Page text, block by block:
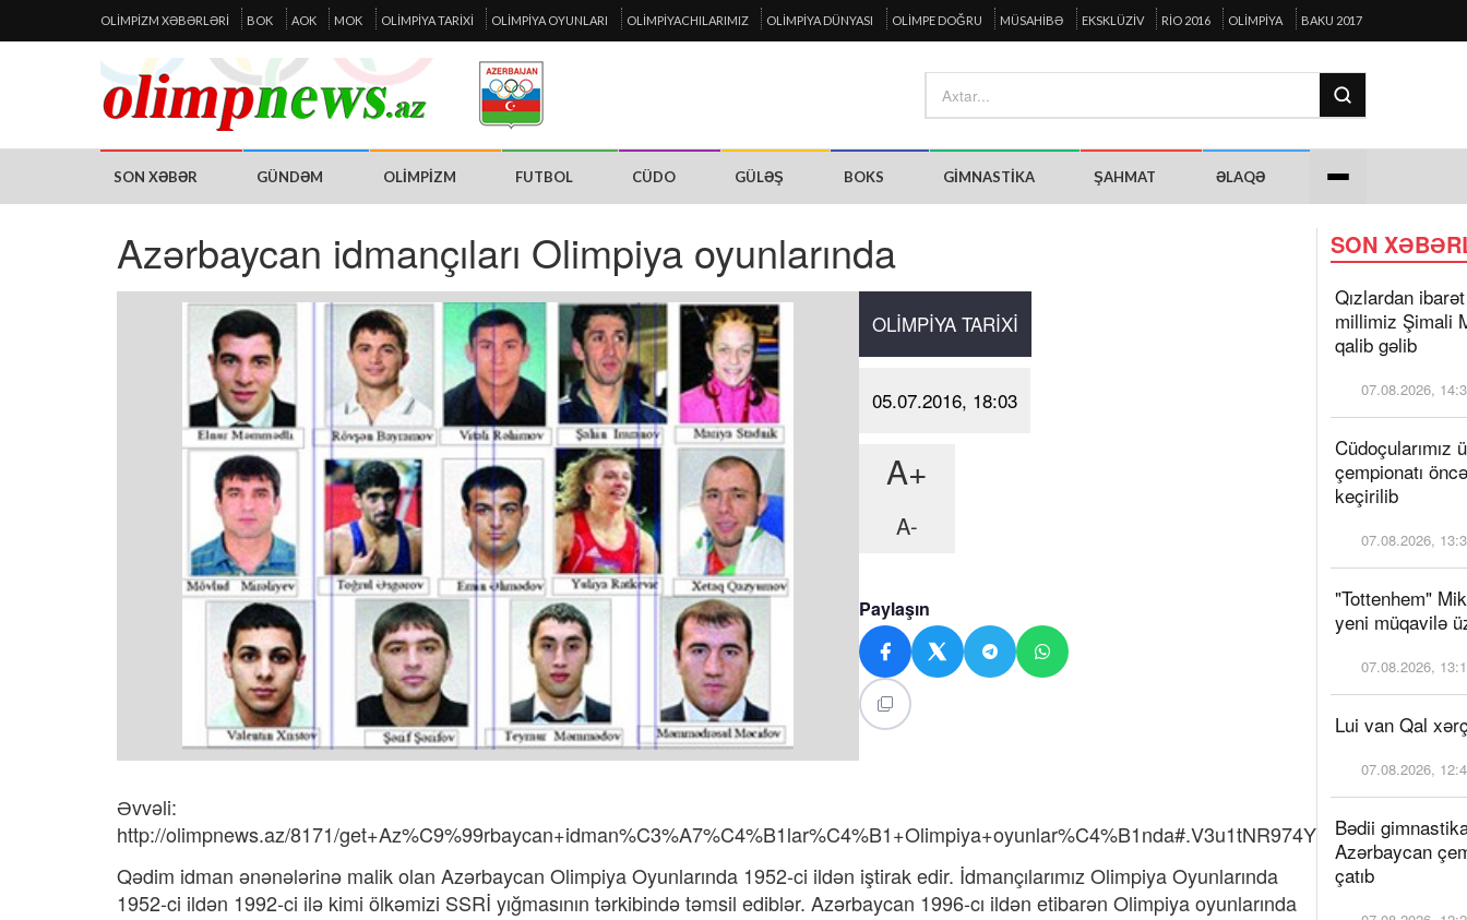
OLIMPIZM XƏBƏRLƏRI BOK AOK MOK OLIMPIYA TARIXI OLIMPIYA OYUNLARI OLIMPIYACHILARIMIZ OLIMPIYA DÜNYASI OLIMPE DOĞRU MÜSAHIBƏ EKSKLÜZIV RIO 2016 OLIMPIYA BAKU 2017
SON XƏBƏR GÜNDƏM OLIMPIZM FUTBOL CÜDO GÜLƏŞ BOKS GIMNASTIKA ŞAHMAT ƏLAQƏ
Azərbaycan idmançıları Olimpiya oyunlarında
OLIMPIYA TARIXI
05.07.2016, 18:03
A+
A-
Paylaşın
Əvvəli:
http://olimpnews.az/8171/get+Az%C9%99rbaycan+idman%C3%A7%C4%B1lar%C4%B1+Olimpiya+oyunlar%C4%B1nda#.V3u1tNR974Y
Qədim idman ənənələrinə malik olan Azərbaycan Olimpiya Oyunlarında 1952-ci ildən iştirak edir. İdmançılarımız Olimpiya Oyunlarında
1952-ci ildən 1992-ci ilə kimi ölkəmizi SSRİ yığmasının tərkibində təmsil ediblər. Azərbaycan 1996-cı ildən etibarən Olimpiya oyunlarında
SON
Qızlardan
millimiz Şimali
qalib gəlib
07.08.2026,
Cüdoçularımız
çempionatı
keçirilib
07.08.2026,
"Tottenhem"
yeni müqavilə
07.08.2026,
Lui van Qal
07.08.2026,
Bədii
Azərbaycan
çatıb